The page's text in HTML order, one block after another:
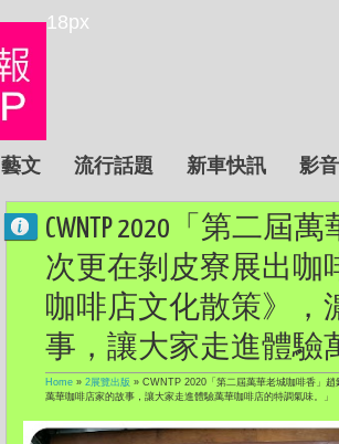
18px
藝文 流行話題 新車快訊 影音
CWNTP 2020「第二
次更在剝皮寮展出咖
咖啡店文化散策》，
事，讓大家走進體驗
Home » 2展覽出版 » CWNTP 2020「第二屆萬華老城咖啡香」
萬華咖啡店家的故事，讓大家走進體驗萬華咖啡店的特調氣味。」